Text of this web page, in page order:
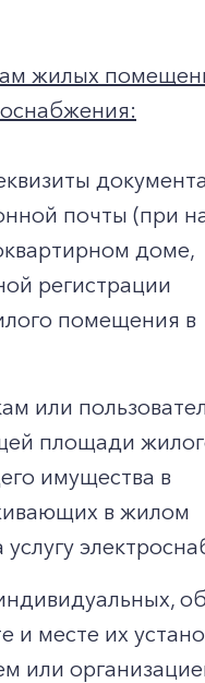
жилых
почты (при
доме,
регистрации
помещения в
или
площади
имущества в
в жилом
и месте их
или